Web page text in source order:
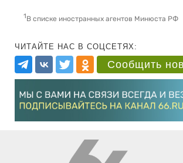
1В списке иностранных агентов Минюста РФ
ЧИТАЙТЕ НАС В СОЦСЕТЯХ:
Сообщить